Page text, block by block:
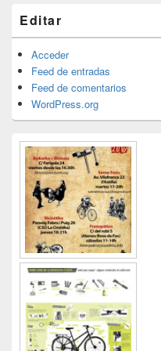
Editar
Acceder
Feed de entradas
Feed de comentarios
WordPress.org